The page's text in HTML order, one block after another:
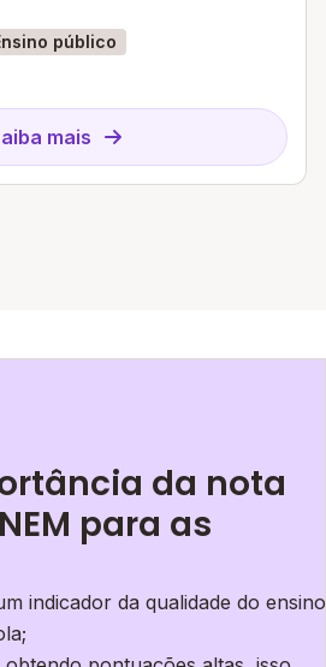
público
mais
da nota
para as
indicador da qualidade do ensino